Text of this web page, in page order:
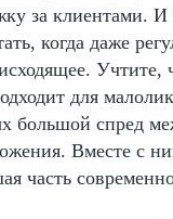
за клиентами. И
когда даже
Учтите,
для
большой спред
Вместе с
часть